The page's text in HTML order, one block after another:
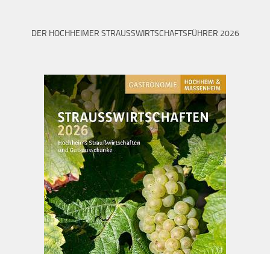
DER HOCHHEIMER STRAUSSWIRTSCHAFTSFÜHRER 2026